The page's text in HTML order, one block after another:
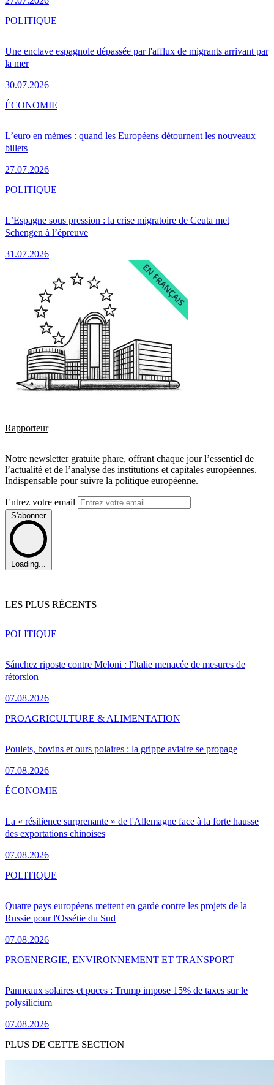
Une enclave espagnole dépassée par l'afflux de migrants arrivant par
la mer
30.07.2026
POLITIQUE
L’euro en mèmes : quand les Européens détournent les nouveaux
billets
27.07.2026
ÉCONOMIE
L’Espagne sous pression : la crise migratoire de Ceuta met
Schengen à l’épreuve
31.07.2026
POLITIQUE
Rapporteur
Notre newsletter gratuite phare, offrant chaque jour l’essentiel de
l’actualité et de l’analyse des institutions et capitales européennes.
Indispensable pour suivre la politique européenne.
Entrez votre email
S'abonner
Loading...
LES PLUS RÉCENTS
Sánchez riposte contre Meloni : l'Italie menacée de mesures de
rétorsion
07.08.2026
POLITIQUE
Poulets, bovins et ours polaires : la grippe aviaire se propage
07.08.2026
PROAGRICULTURE & ALIMENTATION
La « résilience surprenante » de l'Allemagne face à la forte hausse
des exportations chinoises
07.08.2026
ÉCONOMIE
Quatre pays européens mettent en garde contre les projets de la
Russie pour l'Ossétie du Sud
07.08.2026
POLITIQUE
Panneaux solaires et puces : Trump impose 15% de taxes sur le
polysilicium
07.08.2026
PROENERGIE, ENVIRONNEMENT ET TRANSPORT
PLUS DE CETTE SECTION